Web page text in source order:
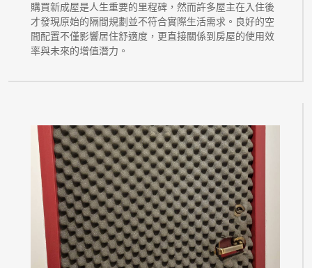
購買新成屋是人生重要的里程碑，然而許多屋主在入住後
才發現原始的隔間規劃並不符合實際生活需求。良好的空
間配置不僅影響居住舒適度，更直接關係到房屋的使用效
率與未來的增值潛力。